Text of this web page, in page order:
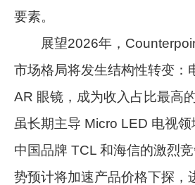
要素。
展望2026年，
市场格局将发生结构性转变：
AR 眼镜，成为收入占比最高
虽长期主导 Micro LED 电视
中国品牌 TCL 和海信的激烈
势预计将加速产品价格下探，